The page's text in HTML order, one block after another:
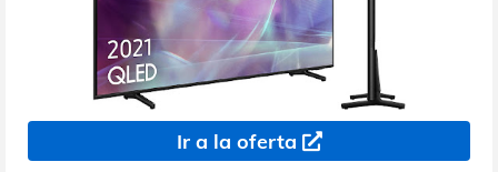
Ir a la oferta